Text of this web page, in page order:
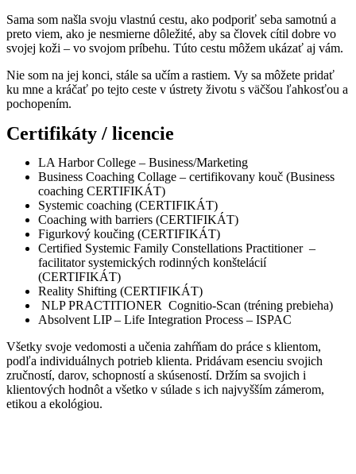
Sama som našla svoju vlastnú cestu, ako podporiť seba samotnú a
preto viem, ako je nesmierne dôležité, aby sa človek cítil dobre vo
svojej koži – vo svojom príbehu. Túto cestu môžem ukázať aj vám.
Nie som na jej konci, stále sa učím a rastiem. Vy sa môžete pridať
ku mne a kráčať po tejto ceste v ústrety životu s väčšou ľahkosťou a
pochopením.
Certifikáty / licencie
LA Harbor College – Business/Marketing
Business Coaching Collage – certifikovany kouč (Business
coaching CERTIFIKÁT)
Systemic coaching (CERTIFIKÁT)
Coaching with barriers (CERTIFIKÁT)
Figurkový koučing (CERTIFIKÁT)
Certified Systemic Family Constellations Practitioner –
facilitator systemických rodinných konštelácií
(CERTIFIKÁT)
Reality Shifting (CERTIFIKÁT)
NLP PRACTITIONER Cognitio-Scan (tréning prebieha)
Absolvent LIP – Life Integration Process – ISPAC
Všetky svoje vedomosti a učenia zahŕňam do práce s klientom,
podľa individuálnych potrieb klienta. Pridávam esenciu svojich
zručností, darov, schopností a skúseností. Držím sa svojich i
klientových hodnôt a všetko v súlade s ich najvyšším zámerom,
etikou a ekológiou.